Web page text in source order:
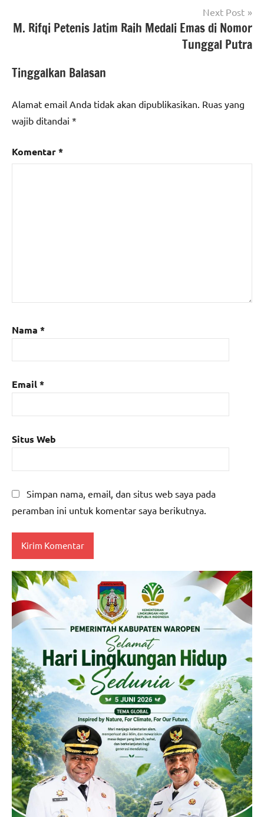
Next Post
M. Rifqi Petenis Jatim Raih Medali Emas di Nomor
Tunggal Putra
Tinggalkan Balasan
Alamat email Anda tidak akan dipublikasikan. Ruas yang
wajib ditandai *
Komentar*
Nama *
Email*
Situs Web
Simpan nama, email, dan situs web saya pada
peramban ini untuk komentar saya berikutnya.